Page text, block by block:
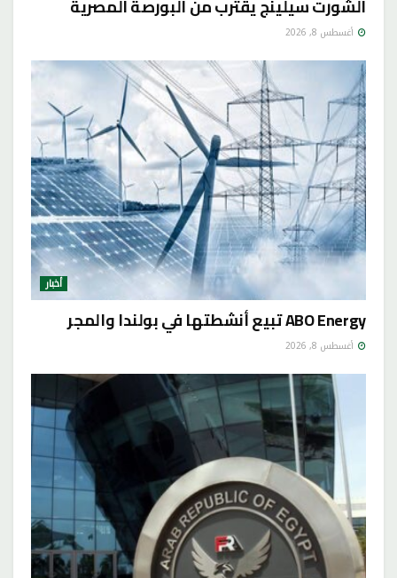
الشورت سيلينج يقترب من البورصة المصرية
أغسطس 8, 2026
أخبار
ABO Energy تبيع أنشطتها في بولندا والمجر
أغسطس 8, 2026